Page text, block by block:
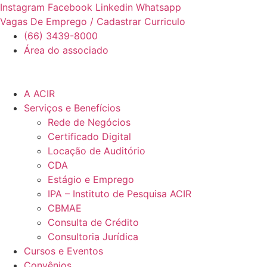
Ir
para
conteúdo
Instagram Facebook Linkedin Whatsapp
Vagas De Emprego / Cadastrar Curriculo
(66) 3439-8000
Área do associado
A ACIR
Serviços e Benefícios
Rede de Negócios
Certificado Digital
Locação de Auditório
CDA
Estágio e Emprego
IPA – Instituto de Pesquisa ACIR
CBMAE
Consulta de Crédito
Consultoria Jurídica
Cursos e Eventos